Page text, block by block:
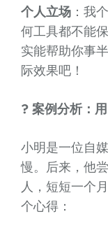
个人立场 ：我
何工具都不能
实能帮助你事
际效果吧！
? 案例分析：
小明是一位自
慢。后来，他
人，短短一个
个心得：